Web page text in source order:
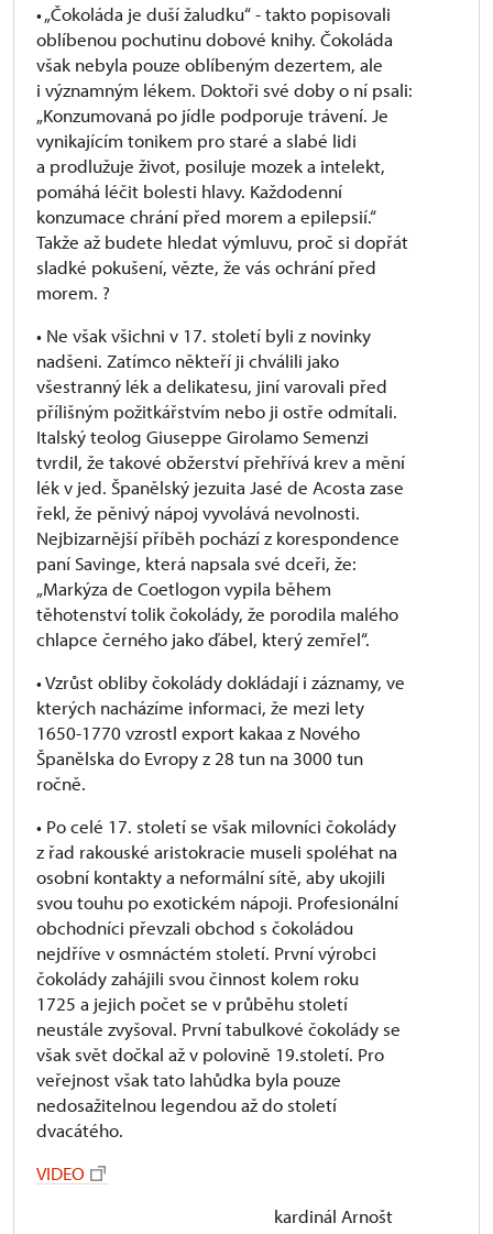
• „Čokoláda je duší žaludku“ - takto popisovali
oblíbenou pochutinu dobové knihy. Čokoláda
však nebyla pouze oblíbeným dezertem, ale
i významným lékem. Doktoři své doby o ní psali:
„Konzumovaná po jídle podporuje trávení. Je
vynikajícím tonikem pro staré a slabé lidi
a prodlužuje život, posiluje mozek a intelekt,
pomáhá léčit bolesti hlavy. Každodenní
konzumace chrání před morem a epilepsií.“
Takže až budete hledat výmluvu, proč si dopřát
sladké pokušení, vězte, že vás ochrání před
morem. ?
• Ne však všichni v 17. století byli z novinky
nadšeni. Zatímco někteří ji chválili jako
všestranný lék a delikatesu, jiní varovali před
přílišným požitkářstvím nebo ji ostře odmítali.
Italský teolog Giuseppe Girolamo Semenzi
tvrdil, že takové obžerství přehřívá krev a mění
lék v jed. Španělský jezuita Jasé de Acosta zase
řekl, že pěnivý nápoj vyvolává nevolnosti.
Nejbizarnější příběh pochází z korespondence
paní Savinge, která napsala své dceři, že:
„Markýza de Coetlogon vypila během
těhotenství tolik čokolády, že porodila malého
chlapce černého jako ďábel, který zemřel“.
• Vzrůst obliby čokolády dokládají i záznamy, ve
kterých nacházíme informaci, že mezi lety
1650-1770 vzrostl export kakaa z Nového
Španělska do Evropy z 28 tun na 3000 tun
ročně.
• Po celé 17. století se však milovníci čokolády
z řad rakouské aristokracie museli spoléhat na
osobní kontakty a neformální sítě, aby ukojili
svou touhu po exotickém nápoji. Profesionální
obchodníci převzali obchod s čokoládou
nejdříve v osmnáctém století. První výrobci
čokolády zahájili svou činnost kolem roku
1725 a jejich počet se v průběhu století
neustále zvyšoval. První tabulkové čokolády se
však svět dočkal až v polovině 19.století. Pro
veřejnost však tato lahůdka byla pouze
nedosažitelnou legendou až do století
dvacátého.
VIDEO
kardinál Arnošt